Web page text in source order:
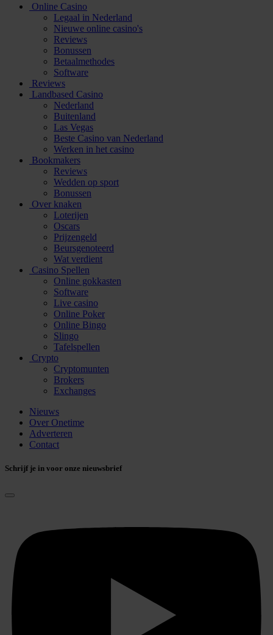
Online Casino
Legaal in Nederland
Nieuwe online casino's
Reviews
Bonussen
Betaalmethodes
Software
Reviews
Landbased Casino
Nederland
Buitenland
Las Vegas
Beste Casino van Nederland
Werken in het casino
Bookmakers
Reviews
Wedden op sport
Bonussen
Over knaken
Loterijen
Oscars
Prijzengeld
Beursgenoteerd
Wat verdient
Casino Spellen
Online gokkasten
Software
Live casino
Online Poker
Online Bingo
Slingo
Tafelspellen
Crypto
Cryptomunten
Brokers
Exchanges
Nieuws
Over Onetime
Adverteren
Contact
Schrijf je in voor onze nieuwsbrief